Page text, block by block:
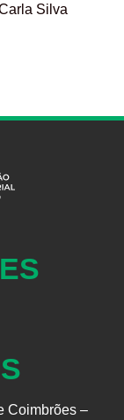
Silva
Coimbrões –